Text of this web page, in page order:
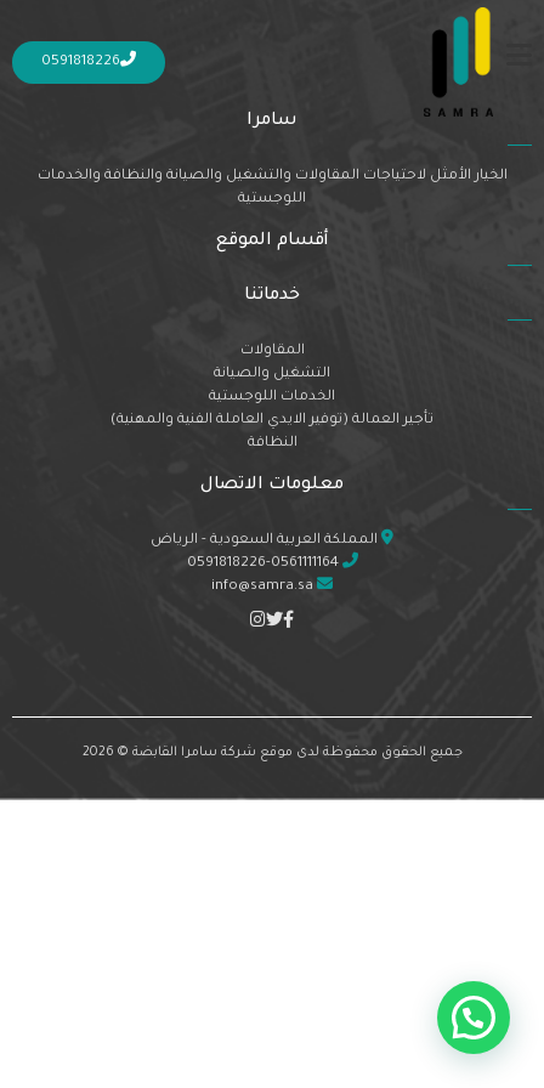
0591818226
Nothing Found
It seems we can’t find what you’re looking for. Perhaps searching can help.
سامرا
الخيار الأمثل لاحتياجات المقاولات والتشغيل والصيانة والنظافة والخدمات
اللوجستية
أقسام الموقع
خدماتنا
المقاولات
التشغيل والصيانة
الخدمات اللوجستية
تأجير العمالة (توفير الايدي العاملة الفنية والمهنية)
النظافة
معلومات الاتصال
المملكة العربية السعودية - الرياض
0591818226-0561111164
info@samra.sa
جميع الحقوق محفوظة لدى موقع شركة سامرا القابضة © 2026